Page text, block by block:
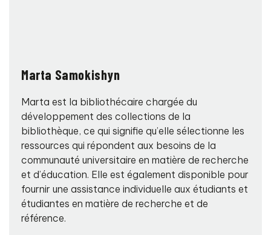
Marta Samokishyn
Marta est la bibliothécaire chargée du
développement des collections de la
bibliothèque, ce qui signifie qu’elle sélectionne les
ressources qui répondent aux besoins de la
communauté universitaire en matière de recherche
et d’éducation. Elle est également disponible pour
fournir une assistance individuelle aux étudiants et
étudiantes en matière de recherche et de
référence.